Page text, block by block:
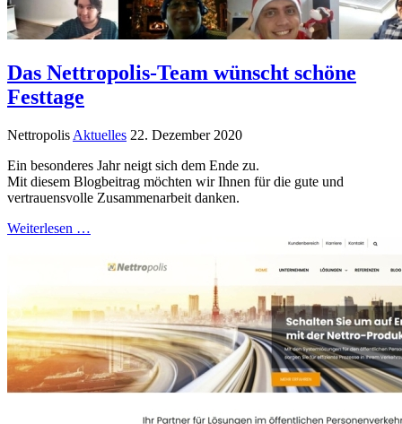
Das Nettropolis-Team wünscht schöne
Festtage
Nettropolis Aktuelles 22. Dezember 2020
Ein besonderes Jahr neigt sich dem Ende zu.
Mit diesem Blogbeitrag möchten wir Ihnen für die gute und
vertrauensvolle Zusammenarbeit danken.
Weiterlesen …